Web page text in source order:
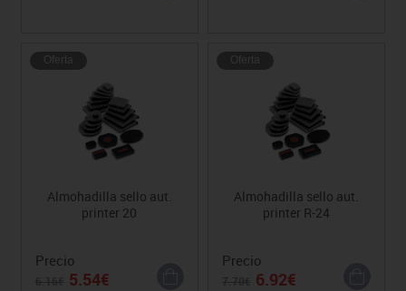
Oferta
Almohadilla sello aut.
printer 20
Precio
5.54€
Oferta
Almohadilla sello aut.
printer R-24
Precio
6.92€